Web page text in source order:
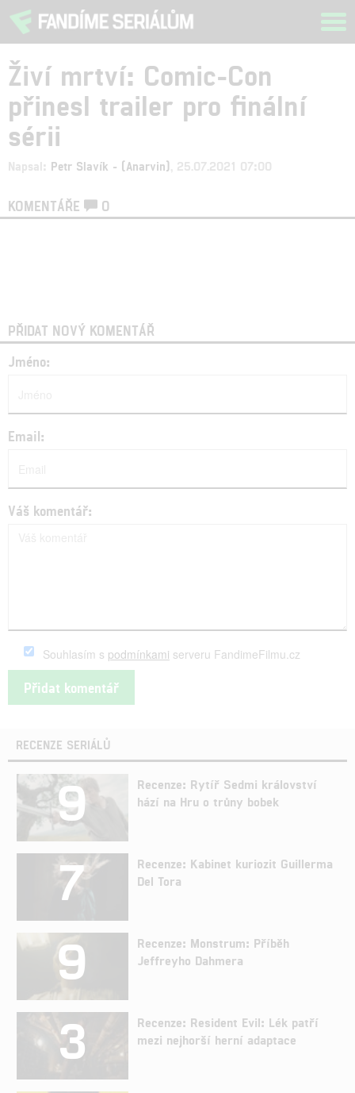
Živí mrtví: Comic-Con
přinesl trailer pro finální
sérii
Napsal: Petr Slavík - (Anarvin) , 25.07.2021 07:00
KOMENTÁŘE 0
PŘIDAT NOVÝ KOMENTÁŘ
Jméno:
Email:
Váš komentář:
Souhlasím s podmínkami serveru FandimeFilmu.cz
RECENZE SERIÁLŮ
9
Recenze: Rytíř Sedmi království
hází na Hru o trůny bobek
7
Recenze: Kabinet kuriozit Guillerma
Del Tora
9
Recenze: Monstrum: Příběh
Jeffreyho Dahmera
3
Recenze: Resident Evil: Lék patří
mezi nejhorší herní adaptace